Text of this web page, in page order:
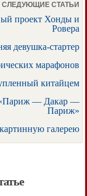
СЛЕДУЮЩИЕ СТАТЬИ
проект Хонды и
Ровера
девушка-стартер
марафонов
китайцем
«Париж — Дакар —
Париж»
галерею